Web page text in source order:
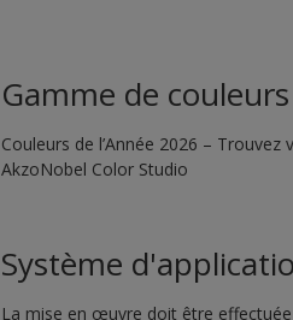
Gamme de couleurs
Couleurs de l’Année 2026 –
AkzoNobel Color Studio
Système
La mise en œuvre doit être